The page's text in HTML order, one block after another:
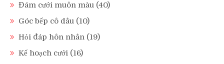
Đám cưới muôn màu (40)
Góc bếp cô dâu (10)
Hỏi đáp hôn nhân (19)
Kế hoạch cưới (16)